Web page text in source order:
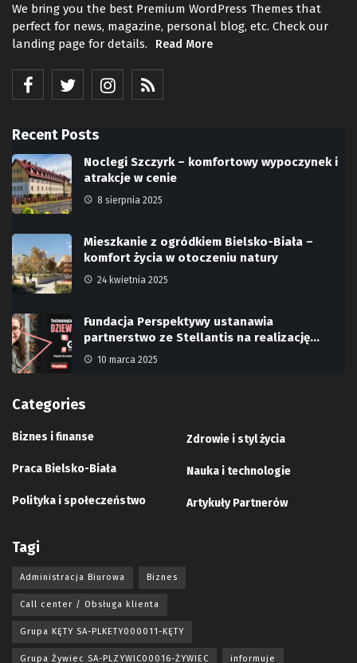
We bring you the best Premium WordPress Themes that
perfect for news, magazine, personal blog, etc. Check our
landing page for details.
Read More
Recent Posts
Noclegi Szczyrk – komfortowy wypoczynek i
atrakcje w cenie
8 sierpnia 2025
Mieszkanie z ogródkiem Bielsko-Biała –
komfort życia w otoczeniu natury
24 kwietnia 2025
Fundacja Perspektywy ustanawia
partnerstwo ze Stellantis na realizację…
10 marca 2025
Categories
Biznes i finanse
Praca Bielsko-Biała
Polityka i społeczeństwo
Zdrowie i styl życia
Nauka i technologie
Artykuły Partnerów
Tagi
Administracja Biurowa Biznes
Call center / Obsługa klienta
Grupa KĘTY SA-PLKETY000011-KĘTY
Grupa Żywiec SA-PLZYWIC00016-ŻYWIEC informuje